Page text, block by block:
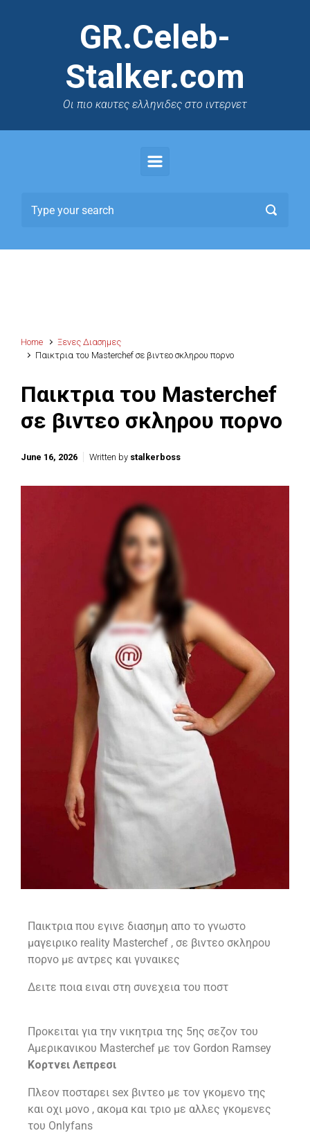
GR.Celeb-
Stalker.com
Oι πιο καυτες ελληνιδες στο ιντερνετ
Home
Ξενες Διασημες
Παικτρια του Masterchef σε βιντεο σκληρου πορνο
Παικτρια του Masterchef
σε βιντεο σκληρου πορνο
June 16, 2026 Written by stalkerboss
Παικτρια που εγινε διασημη απο το γνωστο
μαγειρικο reality Masterchef , σε βιντεο σκληρου
πορνο με αντρες και γυναικες
Δειτε ποια ειναι στη συνεχεια του ποστ
Προκειται για την νικητρια της 5ης σεζον του
Αμερικανικου Masterchef με τον Gordon Ramsey
Κορτνει Λεπρεσι
Πλεον ποσταρει sex βιντεο με τον γκομενο της
και οχι μονο , ακομα και τριο με αλλες γκομενες
του Onlyfans